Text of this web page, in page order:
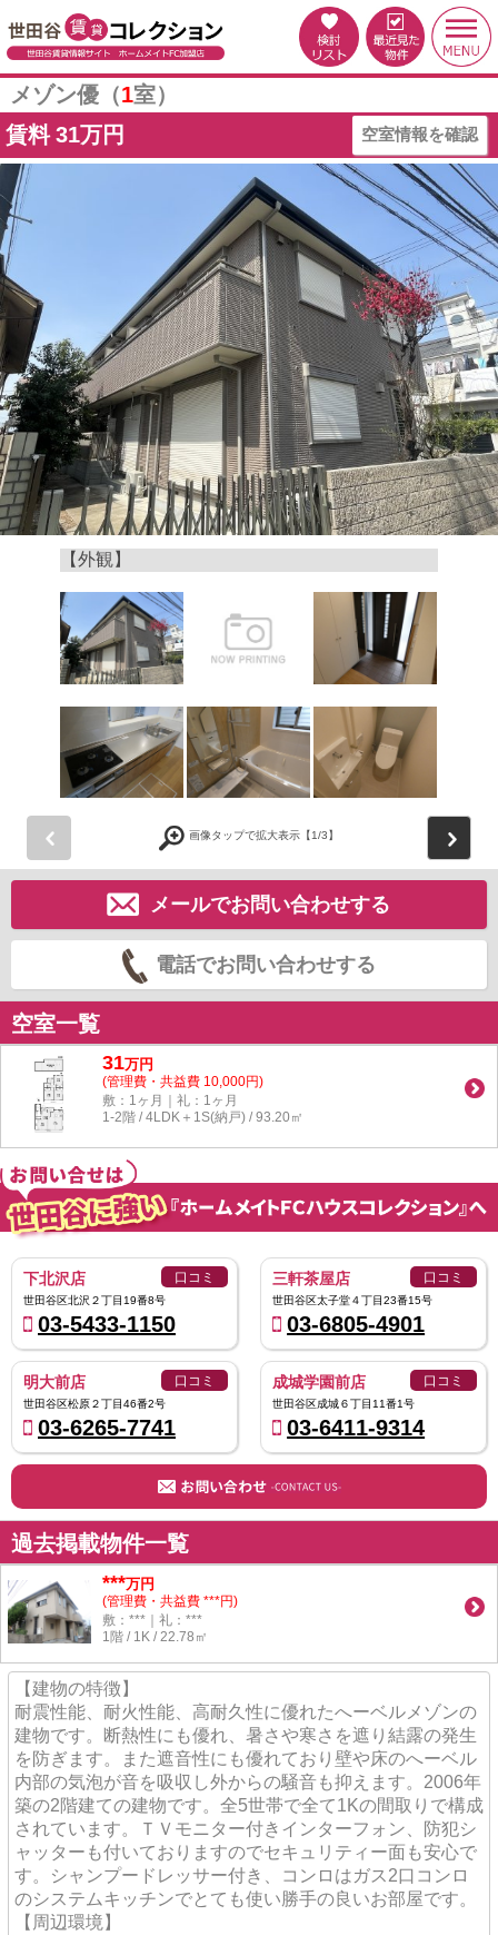
メゾン優（1室）
賃料 31万円 空室情報を確認
【外観】
画像タップで拡大表示【1/3】
メールでお問い合わせする
電話でお問い合わせする
空室一覧
31万円
(管理費・共益費 10,000円)
敷：1ヶ月｜礼：1ヶ月
1-2階 / 4LDK＋1S(納戸) / 93.20㎡
下北沢店
世田谷区北沢２丁目19番8号
口コミ
03-5433-1150
三軒茶屋店
世田谷区太子堂４丁目23番15号
口コミ
03-6805-4901
明大前店
世田谷区松原２丁目46番2号
口コミ
03-6265-7741
成城学園前店
世田谷区成城６丁目11番1号
口コミ
03-6411-9314
過去掲載物件一覧
***万円
(管理費・共益費 ***円)
敷：***｜礼：***
1階 / 1K / 22.78㎡
【建物の特徴】
耐震性能、耐火性能、高耐久性に優れたへーベルメゾンの
建物です。断熱性にも優れ、暑さや寒さを遮り結露の発生
を防ぎます。また遮音性にも優れており壁や床のへーベル
内部の気泡が音を吸収し外からの騒音も抑えます。2006年
築の2階建ての建物です。全5世帯で全て1Kの間取りで構成
されています。ＴＶモニター付きインターフォン、防犯シ
ャッターも付いておりますのでセキュリティー面も安心で
す。シャンプードレッサー付き、コンロはガス2口コンロ
のシステムキッチンでとても使い勝手の良いお部屋です。
【周辺環境】